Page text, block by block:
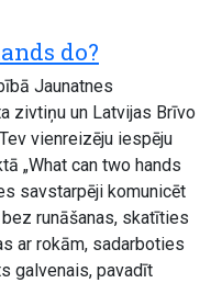
do?
Jaunatnes
zivtiņu un Latvijas Brīvo
vienreizēju iespēju
„What can two hands
savstarpēji komunicēt
runāšanas, skatīties
ar rokām, sadarboties
galvenais, pavadīt